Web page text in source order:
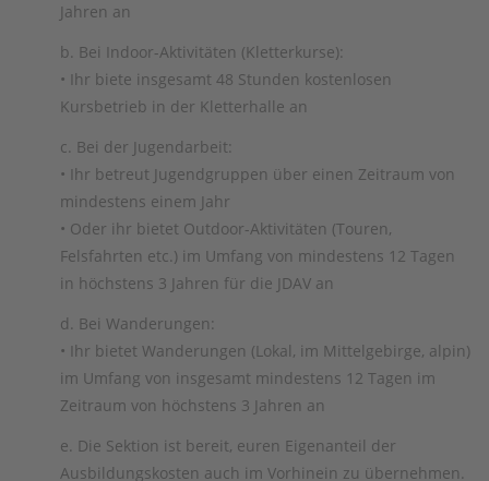
Jahren an
b. Bei Indoor-Aktivitäten (Kletterkurse):
• Ihr biete insgesamt 48 Stunden kostenlosen
Kursbetrieb in der Kletterhalle an
c. Bei der Jugendarbeit:
• Ihr betreut Jugendgruppen über einen Zeitraum von
mindestens einem Jahr
• Oder ihr bietet Outdoor-Aktivitäten (Touren,
Felsfahrten etc.) im Umfang von mindestens 12 Tagen
in höchstens 3 Jahren für die JDAV an
d. Bei Wanderungen:
• Ihr bietet Wanderungen (Lokal, im Mittelgebirge, alpin)
im Umfang von insgesamt mindestens 12 Tagen im
Zeitraum von höchstens 3 Jahren an
e. Die Sektion ist bereit, euren Eigenanteil der
Ausbildungskosten auch im Vorhinein zu übernehmen.